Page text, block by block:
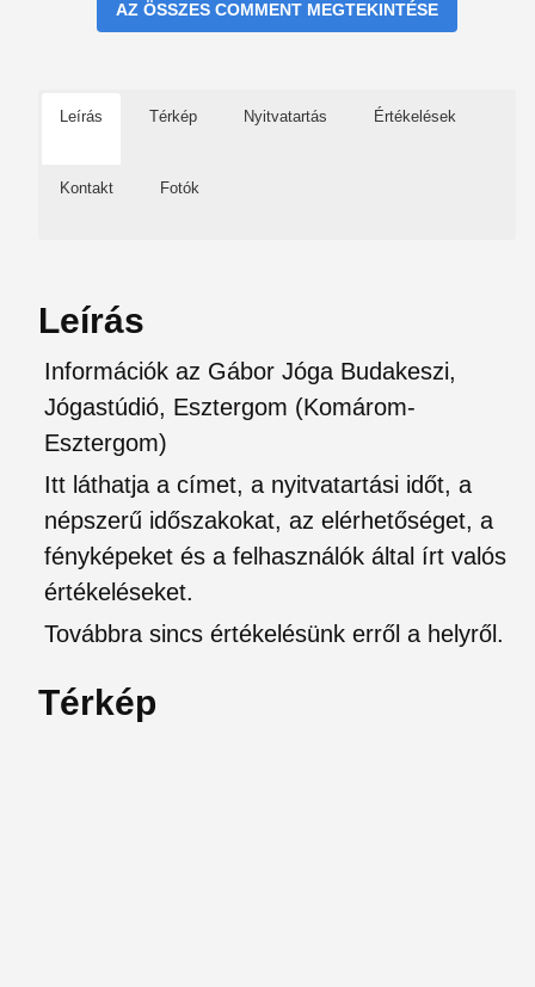
AZ ÖSSZES COMMENT MEGTEKINTÉSE
Leírás Térkép Nyitvatartás Értékelések
Kontakt Fotók
Leírás
Információk az Gábor Jóga Budakeszi,
Jógastúdió, Esztergom (Komárom-
Esztergom)
Itt láthatja a címet, a nyitvatartási időt, a
népszerű időszakokat, az elérhetőséget, a
fényképeket és a felhasználók által írt valós
értékeléseket.
Továbbra sincs értékelésünk erről a helyről.
Térkép